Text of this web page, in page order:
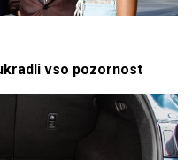
vso pozornost